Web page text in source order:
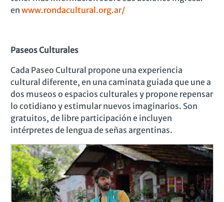
en www.rondacultural.org.ar/
Paseos Culturales
Cada Paseo Cultural propone una experiencia
cultural diferente, en una caminata guiada que une a
dos museos o espacios culturales y propone repensar
lo cotidiano y estimular nuevos imaginarios. Son
gratuitos, de libre participación e incluyen
intérpretes de lengua de señas argentinas.